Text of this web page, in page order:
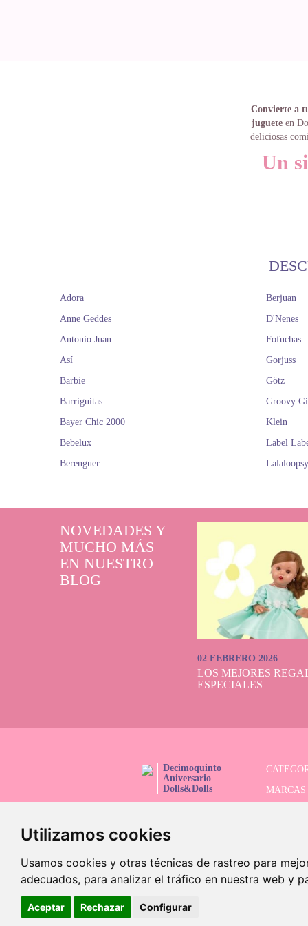
Utilizamos cookies
Usamos cookies y otras técnicas de rastreo para
adecuados, para analizar el tráfico en nuestra web y
Aceptar Rechazar Configurar
Convierte a
jugueteen
deliciosas
Un
imaginación de
Fortalecer sus
Un
En Dolls And
edades.
cocinas bistro
Entre algunos
tablas de cortar
Imagina a tus
decorando su
accesorios de
historias
Regalar
Dolls
¡Regálale
Adora
Anne Geddes
Antonio Juan
Así
Barbie
Barriguitas
Bayer Chic 2000
Bebelux
Berenguer
Berjuan
D'Nenes
Fofuchas
Gorjuss
Götz
Groovy
Klein
Label
Lalaloopsy
NOVEDADES Y
MUCHO MÁS
EN NUESTRO
BLOG
02 FEBRERO 2026
LOS MEJORES
ESPECIALES
Decimoquinto
Aniversario
Dolls&Dolls
MARCAS